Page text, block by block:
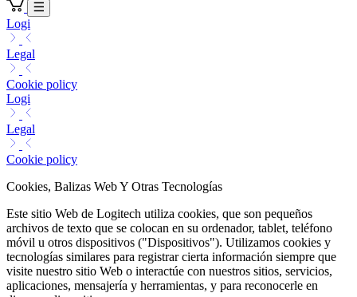
Logi
Legal
Cookie policy
Logi
Legal
Cookie policy
Cookies, Balizas Web Y Otras Tecnologías
Este sitio Web de Logitech utiliza cookies, que son pequeños
archivos de texto que se colocan en su ordenador, tablet, teléfono
móvil u otros dispositivos ("Dispositivos"). Utilizamos cookies y
tecnologías similares para registrar cierta información siempre que
visite nuestro sitio Web o interactúe con nuestros sitios, servicios,
aplicaciones, mensajería y herramientas, y para reconocerle en